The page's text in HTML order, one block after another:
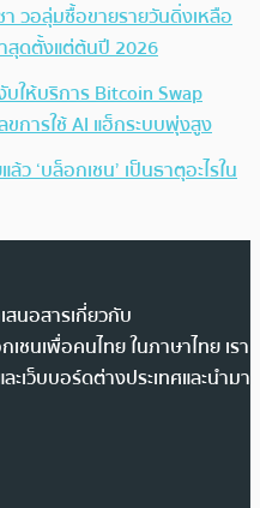
วอลุ่มซื้อขายรายวันดิ่งเหลือ
สุดตั้งแต่ต้นปี 2026
บให้บริการ Bitcoin Swap
ขการใช้ AI แฮ็กระบบพุ่งสูง
ว ‘บล็อกเชน’ เป็นธาตุอะไรใน
นอสารเกี่ยวกับ
ชนเพื่อคนไทย ในภาษาไทย เรา
เว็บบอร์ดต่างประเทศและนำมา